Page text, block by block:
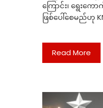
ကြောင်း၊ ရွေး
ဖြစ်ပေါ်စေမည်ဟု
Read More